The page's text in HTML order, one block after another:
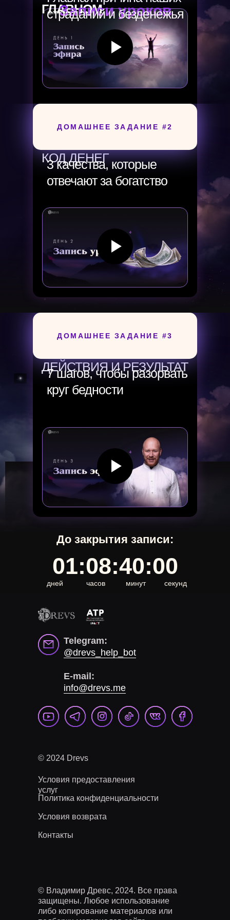
ГЛАВНОМ
Записи уроков
страданий и безденежья
День 2
КОД ДЕНЕГ
ДОМАШНЕЕ ЗАДАНИЕ #2
3 качества, которые
отвечают за богатство
День 3
ДЕЙСТВИЯ И РЕЗУЛЬТАТ
ДОМАШНЕЕ ЗАДАНИЕ #3
7 шагов, чтобы разорвать
круг бедности
01:08:40:00
До закрытия записи:
дней часов минут секунд
Telegram:
@drevs_help_bot
E-mail:
info@drevs.me
© 2024 Drevs
Условия предоставления
услуг
Политика конфиденциальности
Условия возврата
Контакты
© Владимир Древс, 2024. Все права
защищены. Любое использование
либо копирование материалов или